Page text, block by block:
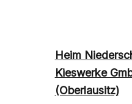
Heim
Kieswerke
(Oberlausitz)